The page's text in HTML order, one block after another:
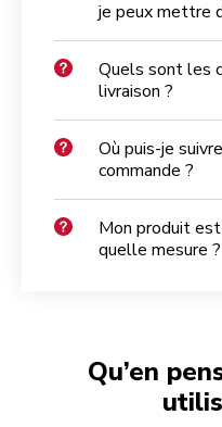
je peux mettre
Quels sont les
livraison ?
Où puis-je
commande ?
Mon produit
quelle mesure ?
Qu’en